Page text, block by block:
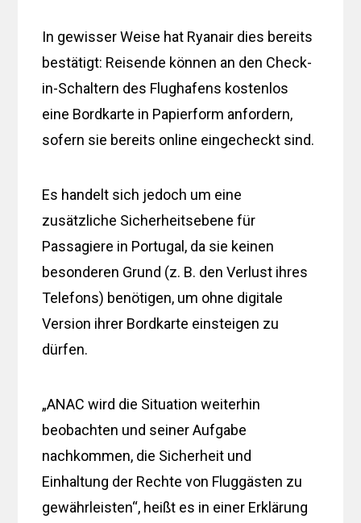
In gewisser Weise hat Ryanair dies bereits
bestätigt: Reisende können an den Check-
in-Schaltern des Flughafens kostenlos
eine Bordkarte in Papierform anfordern,
sofern sie bereits online eingecheckt sind.
Es handelt sich jedoch um eine
zusätzliche Sicherheitsebene für
Passagiere in Portugal, da sie keinen
besonderen Grund (z. B. den Verlust ihres
Telefons) benötigen, um ohne digitale
Version ihrer Bordkarte einsteigen zu
dürfen.
„ANAC wird die Situation weiterhin
beobachten und seiner Aufgabe
nachkommen, die Sicherheit und
Einhaltung der Rechte von Fluggästen zu
gewährleisten“, heißt es in einer Erklärung